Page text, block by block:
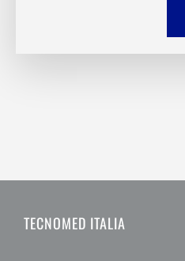
TECNOMED ITALIA